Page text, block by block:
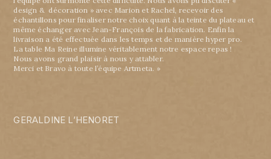
design & décoration » avec Marion et Rachel, recevoir des
échantillons pour finaliser notre choix quant à la teinte du plateau et
même échanger avec Jean-François de la fabrication. Enfin la
livraison a été effectuée dans les temps et de manière hyper pro.
La table Ma Reine illumine véritablement notre espace repas !
Nous avons grand plaisir à nous y attabler.
Merci et Bravo à toute l’équipe Artmeta. »
GERALDINE L’HENORET